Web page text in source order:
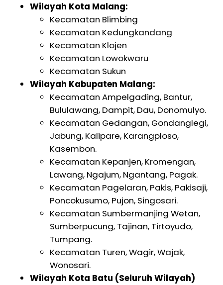
Wilayah Kota Malang:
Kecamatan Blimbing
Kecamatan Kedungkandang
Kecamatan Klojen
Kecamatan Lowokwaru
Kecamatan Sukun
Wilayah Kabupaten Malang:
Kecamatan Ampelgading, Bantur,
Bululawang, Dampit, Dau, Donomulyo.
Kecamatan Gedangan, Gondanglegi,
Jabung, Kalipare, Karangploso,
Kasembon.
Kecamatan Kepanjen, Kromengan,
Lawang, Ngajum, Ngantang, Pagak.
Kecamatan Pagelaran, Pakis, Pakisaji,
Poncokusumo, Pujon, Singosari.
Kecamatan Sumbermanjing Wetan,
Sumberpucung, Tajinan, Tirtoyudo,
Tumpang.
Kecamatan Turen, Wagir, Wajak,
Wonosari.
Wilayah Kota Batu (Seluruh Wilayah)